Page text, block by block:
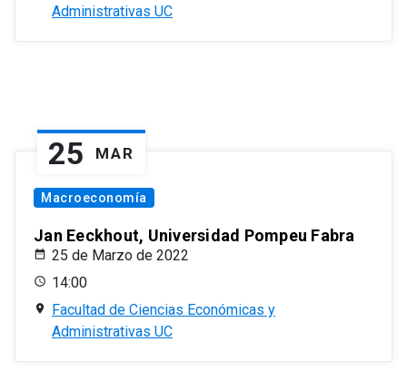
Administrativas UC
25 MAR
Macroeconomía
Jan Eeckhout, Universidad Pompeu Fabra
25 de Marzo de 2022
14:00
Facultad de Ciencias Económicas y
Administrativas UC